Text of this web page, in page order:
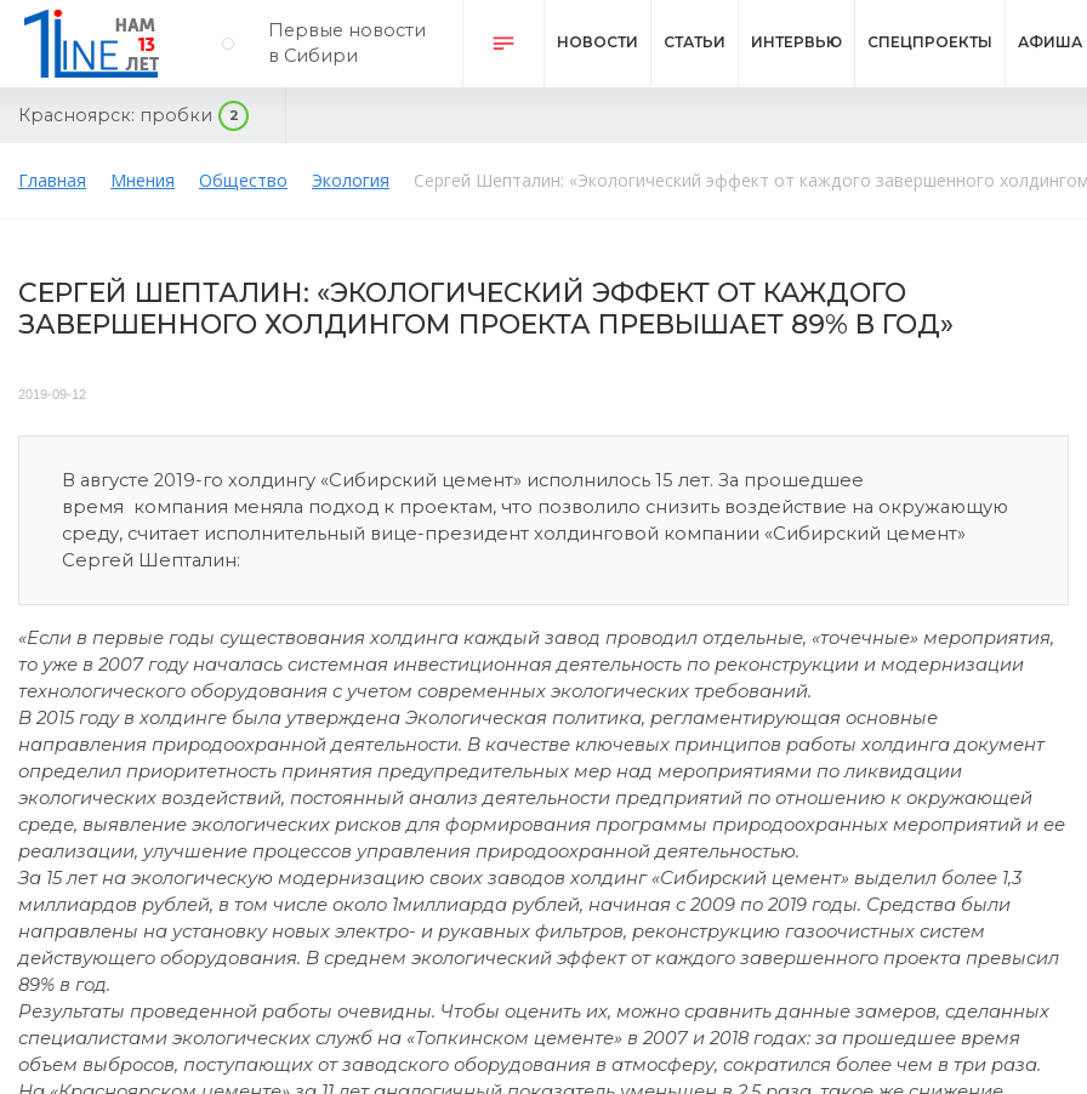
Первые новости
в Сибири
НОВОСТИ СТАТЬИ ИНТЕРВЬЮ СПЕЦПРОЕКТЫ АФИША
Красноярск: пробки 2
Главная Мнения Общество Экология Сергей Шепталин: «Экологический эффект от каждого завершенного
СЕРГЕЙ ШЕПТАЛИН: «ЭКОЛОГИЧЕСКИЙ ЭФФЕКТ ОТ КАЖДОГО
ЗАВЕРШЕННОГО ХОЛДИНГОМ ПРОЕКТА ПРЕВЫШАЕТ 89% В ГОД»
2019-09-12
В августе 2019-го холдингу «Сибирский цемент» исполнилось 15 лет. За прошедшее
время компания меняла подход к проектам, что позволило снизить воздействие на окружающую
среду, считает исполнительный вице-президент холдинговой компании «Сибирский цемент»
Сергей Шепталин:
«Если в первые годы существования холдинга каждый завод проводил отдельные, «точечные» мероприятия,
то уже в 2007 году началась системная инвестиционная деятельность по реконструкции и модернизации
технологического оборудования с учетом современных экологических требований.
В 2015 году в холдинге была утверждена Экологическая политика, регламентирующая основные
направления природоохранной деятельности. В качестве ключевых принципов работы холдинга документ
определил приоритетность принятия предупредительных мер над мероприятиями по ликвидации
экологических воздействий, постоянный анализ деятельности предприятий по отношению к окружающей
среде, выявление экологических рисков для формирования программы природоохранных мероприятий и ее
реализации, улучшение процессов управления природоохранной деятельностью.
За 15 лет на экологическую модернизацию своих заводов холдинг «Сибирский цемент» выделил более 1,3
миллиардов рублей, в том числе около 1миллиарда рублей, начиная с 2009 по 2019 годы. Средства были
направлены на установку новых электро- и рукавных фильтров, реконструкцию газоочистных систем
действующего оборудования. В среднем экологический эффект от каждого завершенного проекта превысил
89% в год.
Результаты проведенной работы очевидны. Чтобы оценить их, можно сравнить данные замеров, сделанных
специалистами экологических служб на «Топкинском цементе» в 2007 и 2018 годах: за прошедшее время
объем выбросов, поступающих от заводского оборудования в атмосферу, сократился более чем в три раза.